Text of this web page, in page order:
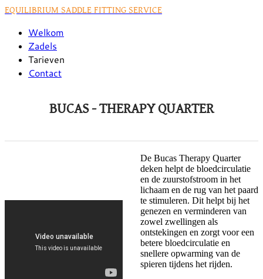
EQUILIBRIUM SADDLE FITTING SERVICE
Welkom
Zadels
Tarieven
Contact
BUCAS - THERAPY QUARTER
De Bucas Therapy Quarter
deken helpt de bloedcirculatie
en de zuurstofstroom in het
lichaam en de rug van het paard
te stimuleren. Dit helpt bij het
genezen en verminderen van
zowel zwellingen als
ontstekingen en zorgt voor een
betere bloedcirculatie en
snellere opwarming van de
spieren tijdens het rijden.